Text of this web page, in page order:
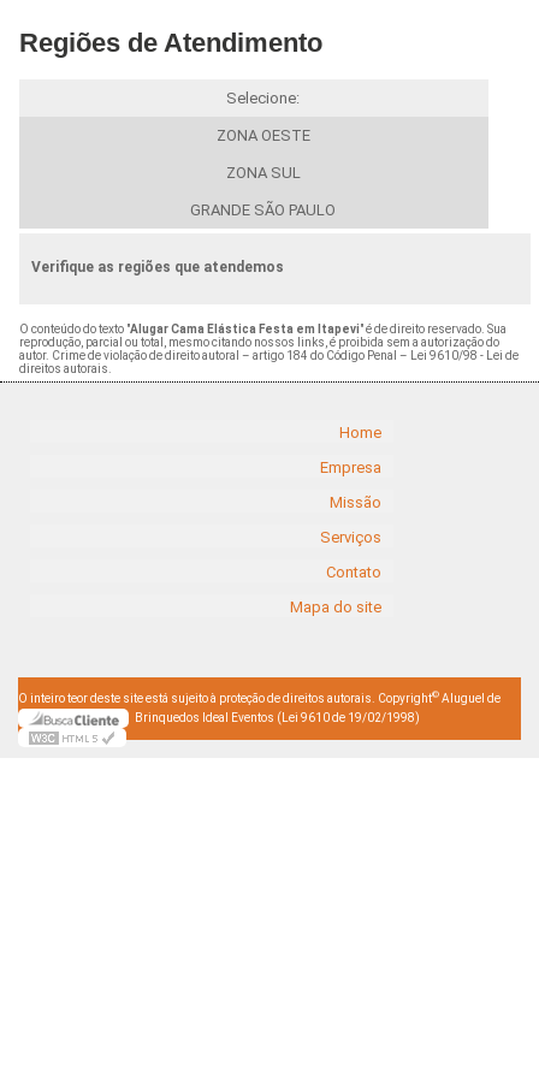
Regiões de Atendimento
Selecione:
ZONA OESTE
ZONA SUL
GRANDE SÃO PAULO
Verifique as regiões que atendemos
O conteúdo do texto "Alugar Cama Elástica Festa em Itapevi" é de direito reservado. Sua
reprodução, parcial ou total, mesmo citando nossos links, é proibida sem a autorização do
autor. Crime de violação de direito autoral – artigo 184 do Código Penal – Lei 9610/98 - Lei de
direitos autorais.
Home
Empresa
Missão
Serviços
Contato
Mapa do site
O inteiro teor deste site está sujeito à proteção de direitos autorais. Copyright© Aluguel de
Brinquedos Ideal Eventos (Lei 9610 de 19/02/1998)